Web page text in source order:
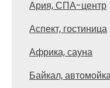
Ария, СПА-центр
Аспект, гостиница
Африка, сауна
Байкал,